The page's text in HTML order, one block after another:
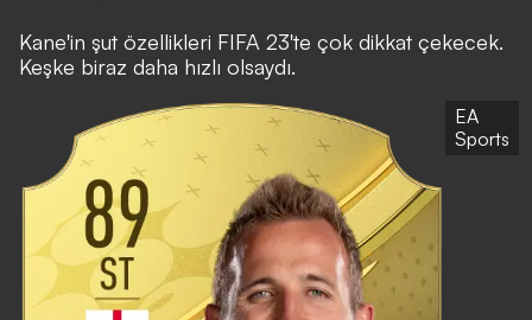
Kane'in şut özellikleri FIFA 23'te çok dikkat çekecek.
Keşke biraz daha hızlı olsaydı.
EA
Sports